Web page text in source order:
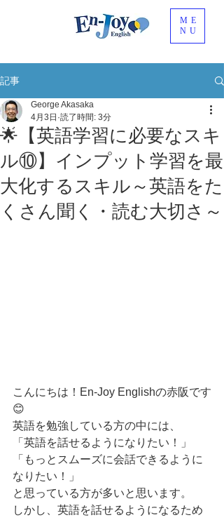
ME
NU
記事
🌟【英語学習に必要なスキ
ル⑩】インプット学習を最
大化するスキル～英語をた
くさん聞く・読む大切さ～
George Akasaka
4月3日 読了時間: 3分
こんにちは！En-Joy Englishの赤阪です
😊
英語を勉強している方の中には、
「英語を話せるようになりたい！」
「もっとスムーズに会話できるように
なりたい！」
と思っている方が多いと思います。
しかし、英語を話せるようになるため